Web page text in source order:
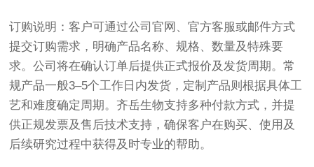
订购说明：客户可通过公司官网、官方客服或邮件方式
提交订购需求，明确产品名称、规格、数量及特殊要
求。公司将在确认订单后提供正式报价及发货周期。常
规产品一般3–5个工作日内发货，定制产品则根据具体工
艺和难度确定周期。齐岳生物支持多种付款方式，并提
供正规发票及售后技术支持，确保客户在购买、使用及
后续研究过程中获得及时专业的帮助。